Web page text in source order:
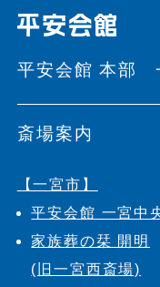
平安会館 本部
斎場案内
【一宮市】
平安会館 一宮中
家族葬の栞 開明
(旧一宮西斎場)